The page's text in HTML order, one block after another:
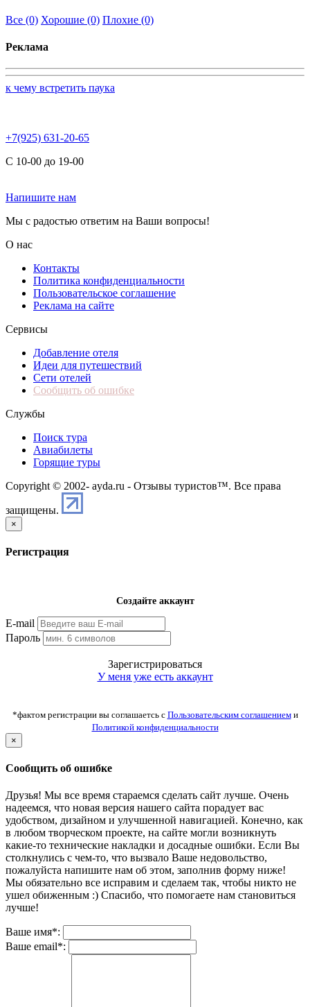
Все (0) Хорошие (0) Плохие (0)
Реклама
к чему встретить паука
+7(925) 631-20-65
С 10-00 до 19-00
Напишите нам
Мы с радостью ответим на Ваши вопросы!
О нас
Контакты
Политика конфиденциальности
Пользовательское соглашение
Реклама на сайте
Сервисы
Добавление отеля
Идеи для путешествий
Сети отелей
Сообщить об ошибке
Службы
Поиск тура
Авиабилеты
Горящие туры
Copyright © 2002- ayda.ru - Отзывы туристов™. Все права
защищены.
×
Регистрация
Создайте аккаунт
E-mail
Пароль
Зарегистрироваться
У меня уже есть аккаунт
*фактом регистрации вы соглашаетсь с Пользовательским соглашениеми
Политикой конфиденциальности
×
Сообщить об ошибке
Друзья! Мы все время стараемся сделать сайт лучше. Очень
надеемся, что новая версия нашего сайта порадует вас
удобством, дизайном и улучшенной навигацией. Конечно, как
в любом творческом проекте, на сайте могли возникнуть
какие-то технические накладки и досадные ошибки. Если Вы
столкнулись с чем-то, что вызвало Ваше недовольство,
пожалуйста напишите нам об этом, заполнив форму ниже!
Мы обязательно все исправим и сделаем так, чтобы никто не
ушел обиженным :) Спасибо, что помогаете нам становиться
лучше!
Ваше имя*:
Ваше email*: